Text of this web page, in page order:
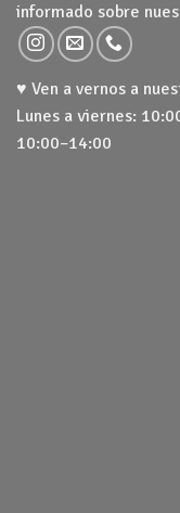
informado sobre
♥ Ven a vernos a
Lunes a viernes:
10:00–14:00